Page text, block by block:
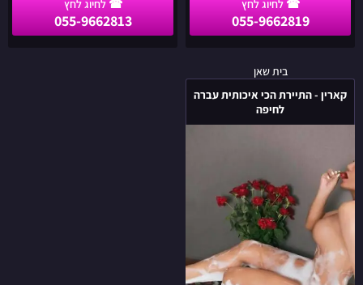
055-9662819
055-9662813
בית שאן
קארין - התיירת הכי איכותית עברה
לחיפה
קארין
-
התיירת
הכי
לחיפה